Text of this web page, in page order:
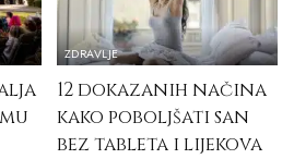
ZDRAVLJE
12 dokazanih načina
kako poboljšati san
bez tableta i lijekova